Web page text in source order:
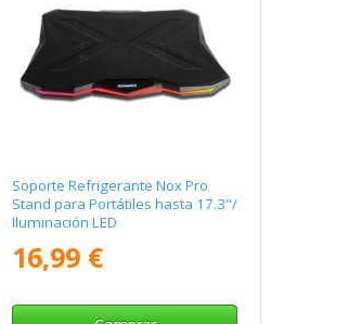
Soporte Refrigerante Nox Pro
Stand para Portátiles hasta 17.3"/
Iluminación LED
16,99 €